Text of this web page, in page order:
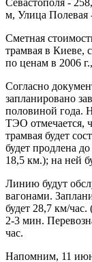
м, Улица Полевая
Сметная
трамвая в Киеве,
по ценам в 2006
Согласно
запланировано
половиной года.
ТЭО отмечается,
трамвая будет
будет продлена
18,5 км.); на ней
Линию будут
вагонами.
будет 28,7 км/
2-3 мин.
час.
Напомним, 11